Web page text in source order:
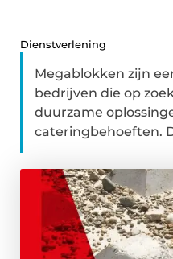
Dienstverlening
Megablokken zijn
bedrijven die op
duurzame
cateringbehoeften.